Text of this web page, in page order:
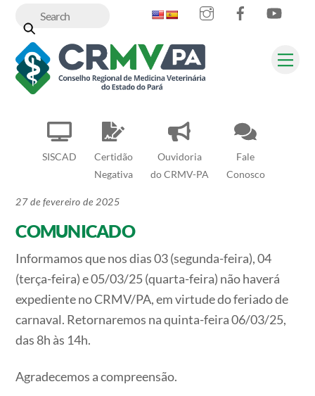
content
SISCAD
Certidão
Negativa
Ouvidoria
do CRMV-PA
Fale
Conosco
InstagramFacebook
27 de fevereiro de 2025
COMUNICADO
Informamos que nos dias 03 (segunda-feira), 04
(terça-feira) e 05/03/25 (quarta-feira) não haverá
expediente no CRMV/PA, em virtude do feriado de
carnaval. Retornaremos na quinta-feira 06/03/25,
das 8h às 14h.
Agradecemos a compreensão.